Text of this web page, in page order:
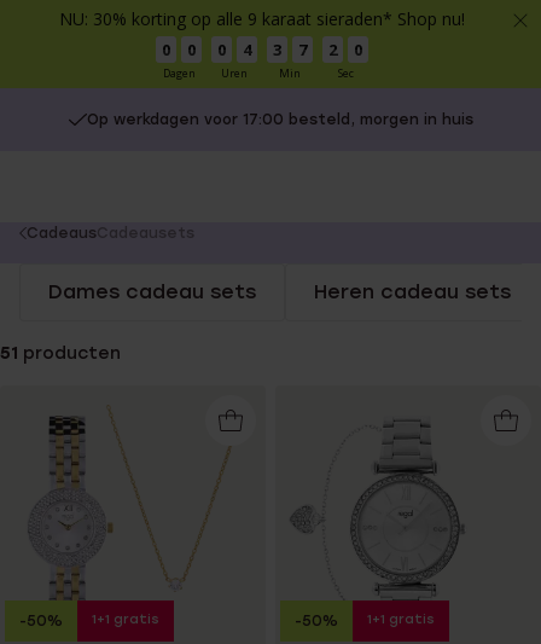
NU: 30% korting op alle 9 karaat sieraden* Shop nu!
0 0
Dagen
0 4
Uren
3 7
Min
1 9
Sec
Op werkdagen voor 17:00 besteld, morgen in huis
You
here:
CadeausCadeausets
Dames cadeau sets Heren cadeau sets
51 producten
-50% 1+1 gratis -50% 1+1 gratis